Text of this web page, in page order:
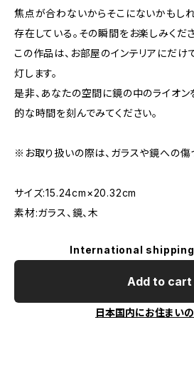
焦点が合わないからそこにないかもし
存在している。その瞬間をお楽しみくださ
この作品は、お部屋のインテリアにだけ
灯します。
是非、あなたの空間に鏡の中のライオン
的な時間を刻んでみてください。
※お取り扱いの際は、ガラスや鏡への傷
サイズ:15.24cm×20.32cm
素材:ガラス、鏡、木
International
Add to cart
日本国内にお住まい